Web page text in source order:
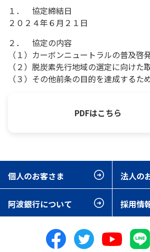
１． 協定締結日
２０２４年６月２１日
２． 協定の内容
（１）カーボンニュートラルの普及啓
（２）脱炭素先行地域の選定に向けた
（３）その他前条の目的を達成するた
PDFはこちら
個人のお客さま 法人の
阿波銀行について 採用情